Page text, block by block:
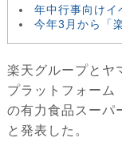
年中行事向けイ
今年3月から「
楽天グループとヤ
プラットフォーム
の有力食品スーパ
と発表した。